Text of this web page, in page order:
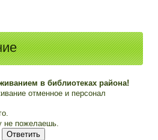
в библиотеках района!
отменное и персонал
не пожелаешь.